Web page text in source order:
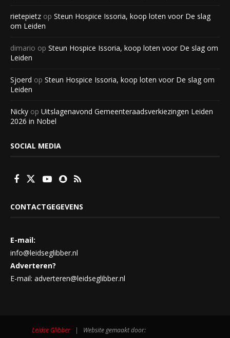
rietepietz op Steun Hospice Issoria, koop loten voor De slag
om Leiden
dimario op Steun Hospice Issoria, koop loten voor De slag om
Leiden
Sjoerd op Steun Hospice Issoria, koop loten voor De slag om
Leiden
Nicky op Uitslagenavond Gemeenteraadsverkiezingen Leiden
2026 in Nobel
SOCIAL MEDIA
CONTACTGEGEVENS
E-mail:
info@leidseglibber.nl
Adverteren?
E-mail: adverteren@leidseglibber.nl
Leidse Glibber| Website gemaakt door: